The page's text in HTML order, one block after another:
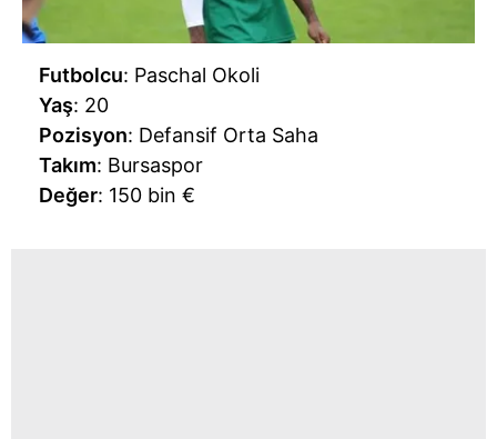
Futbolcu: Paschal Okoli
Yaş: 20
Pozisyon: Defansif Orta Saha
Takım: Bursaspor
Değer: 150 bin €